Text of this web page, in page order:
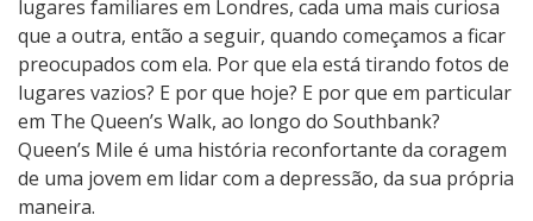
lugares familiares em Londres, cada uma mais curiosa
que a outra, então a seguir, quando começamos a ficar
preocupados com ela. Por que ela está tirando fotos de
lugares vazios? E por que hoje? E por que em particular
em The Queen’s Walk, ao longo do Southbank?
Queen’s Mile é uma história reconfortante da coragem
de uma jovem em lidar com a depressão, da sua própria
maneira.